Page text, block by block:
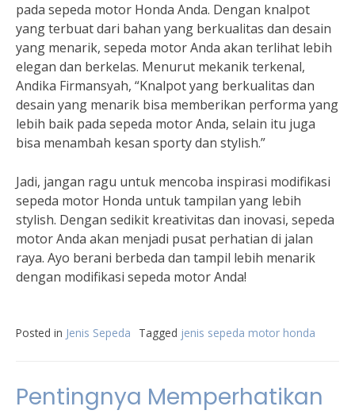
pada sepeda motor Honda Anda. Dengan knalpot
yang terbuat dari bahan yang berkualitas dan desain
yang menarik, sepeda motor Anda akan terlihat lebih
elegan dan berkelas. Menurut mekanik terkenal,
Andika Firmansyah, “Knalpot yang berkualitas dan
desain yang menarik bisa memberikan performa yang
lebih baik pada sepeda motor Anda, selain itu juga
bisa menambah kesan sporty dan stylish.”
Jadi, jangan ragu untuk mencoba inspirasi modifikasi
sepeda motor Honda untuk tampilan yang lebih
stylish. Dengan sedikit kreativitas dan inovasi, sepeda
motor Anda akan menjadi pusat perhatian di jalan
raya. Ayo berani berbeda dan tampil lebih menarik
dengan modifikasi sepeda motor Anda!
Posted in Jenis Sepeda Tagged jenis sepeda motor honda
Pentingnya Memperhatikan